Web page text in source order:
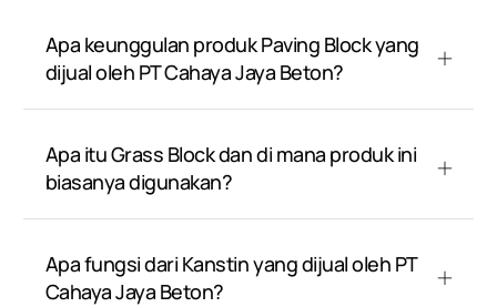
Apa keunggulan produk Paving Block yang
dijual oleh PT Cahaya Jaya Beton?
Apa itu Grass Block dan di mana produk ini
biasanya digunakan?
Apa fungsi dari Kanstin yang dijual oleh PT
Cahaya Jaya Beton?